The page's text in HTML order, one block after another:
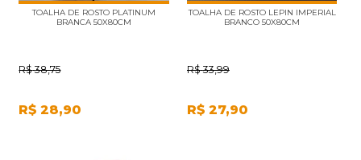
TOALHA DE ROSTO PLATINUM
BRANCA 50X80CM
R$ 38,75
R$ 28,90
TOALHA DE ROSTO LEPIN IMPERIAL
BRANCO 50X80CM
R$ 33,99
R$ 27,90